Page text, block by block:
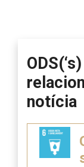
notícia